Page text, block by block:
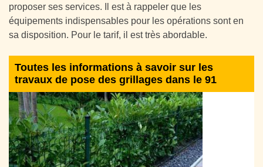
proposer ses services. Il est à rappeler que les
équipements indispensables pour les opérations sont en
sa disposition. Pour le tarif, il est très abordable.
Toutes les informations à savoir sur les
travaux de pose des grillages dans le 91